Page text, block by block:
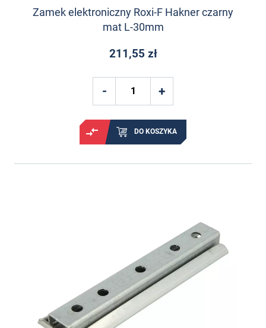
Zamek elektroniczny Roxi-F Hakner czarny
mat L-30mm
211,55 zł
DO KOSZYKA